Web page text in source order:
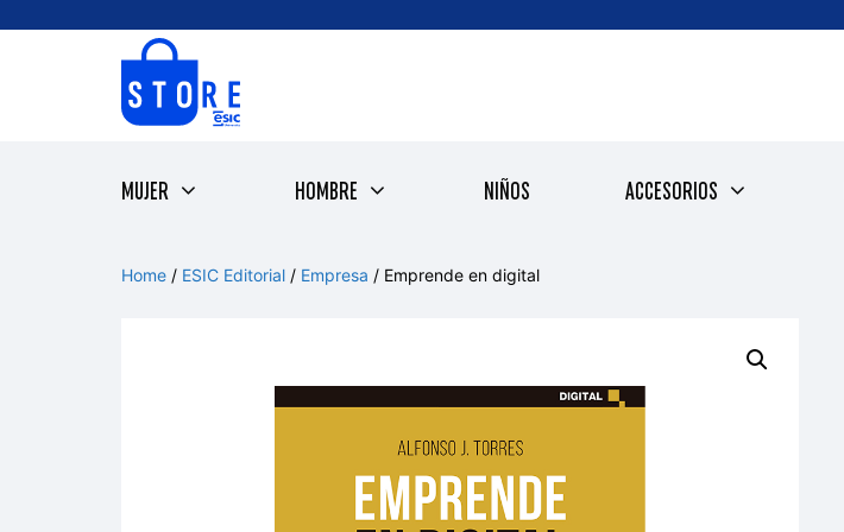
MUJER HOMBRE NIÑOS ACCESORIOS
Home / ESIC Editorial / Empresa / Emprende en digital